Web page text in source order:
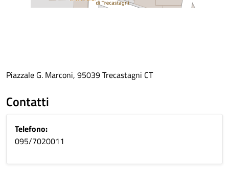
Piazzale G. Marconi, 95039 Trecastagni CT
Contatti
Telefono:
095/7020011